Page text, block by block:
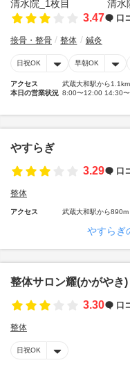
3.47 口
接骨・整骨 整体 鍼灸
日祝OK 早朝OK
アクセス
武蔵大和駅から1.1km
本日の営業状況 8:00〜12:00 14:30
やすらぎ
3.29
口
整体
アクセス 武蔵大和駅から890m
やすらぎ
整体サロン耀(かがやき)
3.30
口
整体
日祝OK